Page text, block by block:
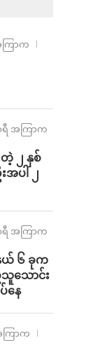
ကြာက
ရီ အကြာက
တဲ့ ၂ နှစ်
ပါ ၂
ရီ အကြာက
ယ် ၆ ခုက
သူသောင်း
နေ
ြာက